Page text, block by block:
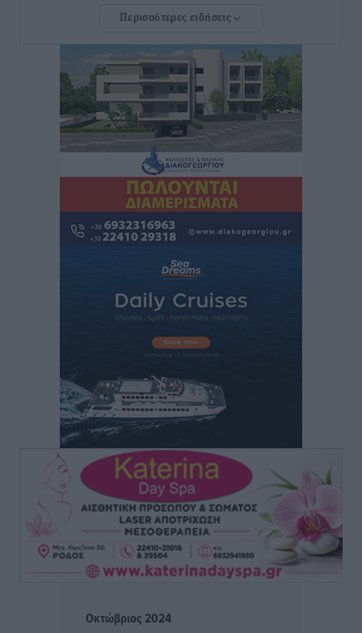
ανακοίνωσε ο Άδωνις Γεωργιάδης
Iατρικός Σύλλογος Ροδου προς Α. Γεωργιάδη:
Στρατηγικές Προτάσεις για την Ενίσχυση της
Δημόσιας Υγείας στη Νησιωτική Ελλάδα και στα
Νοσοκομεία της Γ΄ Ζώνης
πριν 9 ώρες
Πάνθηρες: Ξεκίνησαν αισιόδοξοι για την παρθενική
“πτήση” τους
πριν 9 ώρες
Αθλητικά• πριν 9 ώρες
Κλεάνθης: Έτοιμες οι κάρτες διαρκείας της νέας
σεζόν
Αθλητικά πριν 9 ώρες
Ατρόμητος Διμυλιάς: Ο Μαργαρίτης και μία
αδιαπραγμάτευτη φιλοσοφία
Αθλητικά• πριν 9 ώρες
Παπαεμμανουήλ
Περισσότερες ειδήσεις
Οκτώβριος 2024